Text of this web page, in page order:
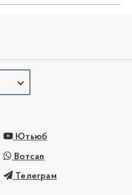
Ютьюб
Вотсап
Телеграм